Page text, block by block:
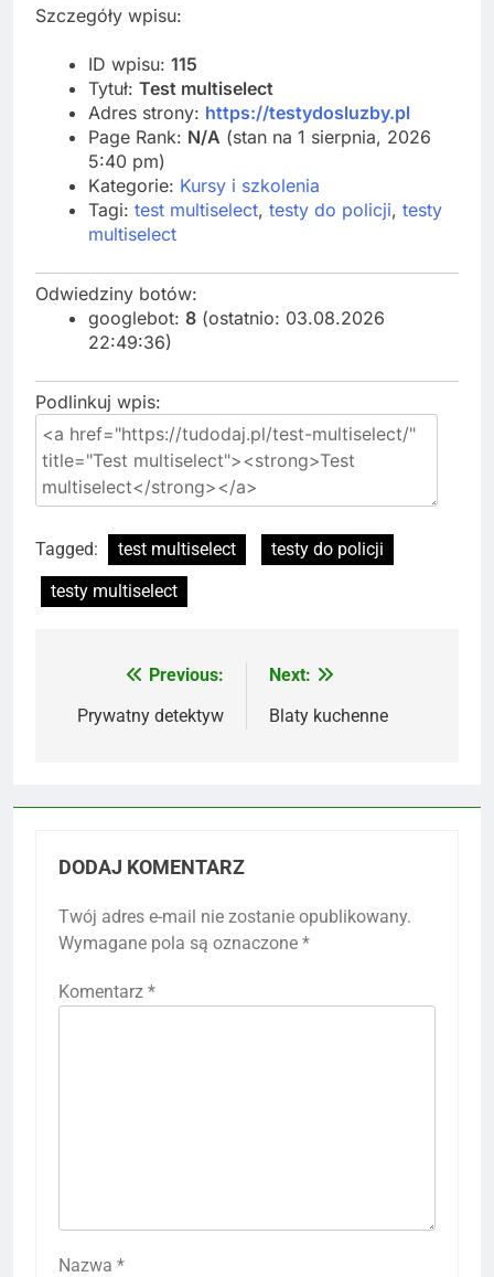
Szczegóły wpisu:
ID wpisu: 115
Tytuł: Test multiselect
Adres strony: https://testydosluzby.pl
Page Rank: N/A (stan na 1 sierpnia, 2026
5:40 pm)
Kategorie: Kursy i szkolenia
Tagi: test multiselect, testy do policji, testy
multiselect
Odwiedziny botów:
googlebot: 8 (ostatnio: 03.08.2026
22:49:36)
Podlinkuj wpis:
Tagged: test multiselect
testy do policji
testy multiselect
Nawigacja
wpisu
Previous:
Prywatny detektyw
Next:
Blaty kuchenne
DODAJ KOMENTARZ
Twój adres e-mail nie zostanie opublikowany.
Wymagane pola są oznaczone *
Komentarz *
Nazwa *